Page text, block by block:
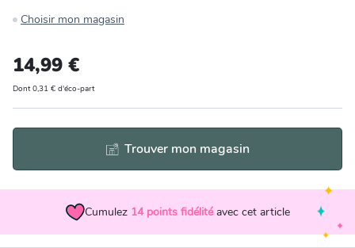
Jardin et plein air
Choisir mon magasin
14,99 €
Dont 0,31 € d'éco-part
Trouver mon magasin
Cumulez 14 points fidélité avec cet article